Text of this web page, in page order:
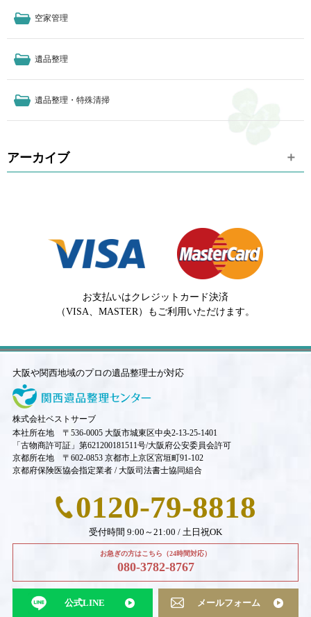
空家管理
遺品整理
遺品整理・特殊清掃
アーカイブ
お支払いはクレジットカード決済
（VISA、MASTER）もご利用いただけます。
大阪や関西地域のプロの遺品整理士が対応
株式会社ベストサーブ
本社所在地 〒536-0005 大阪市城東区中央2-13-25-1401
「古物商許可証」第621200181511号/大阪府公安委員会許可
京都所在地 〒602-0853 京都市上京区宮垣町91-102
京都府保険医協会指定業者 / 大阪司法書士協同組合
0120-79-8818
受付時間 9:00～21:00 / 土日祝OK
お急ぎの方はこちら（24時間対応）
080-3782-8767
公式LINE メールフォーム